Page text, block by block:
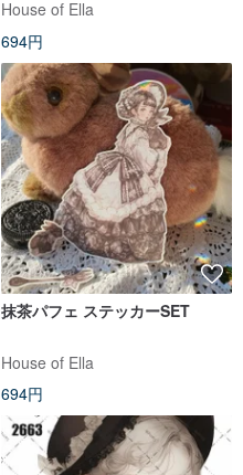
House of Ella
694円
抹茶パフェ ステッカーSET
House of Ella
694円